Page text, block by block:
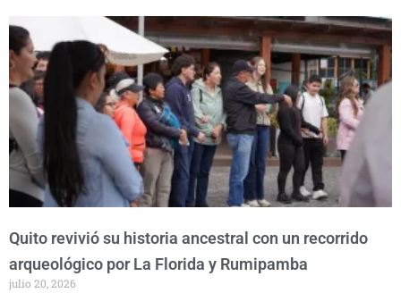
Quito revivió su historia ancestral con un recorrido
arqueológico por La Florida y Rumipamba
julio 20, 2026